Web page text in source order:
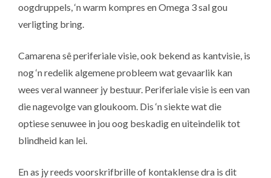
oogdruppels, ‘n warm kompres en Omega 3 sal gou
verligting bring.
Camarena sê periferiale visie, ook bekend as kantvisie, is
nog ‘n redelik algemene probleem wat gevaarlik kan
wees veral wanneer jy bestuur. Periferiale visie is een van
die nagevolge van gloukoom. Dis ‘n siekte wat die
optiese senuwee in jou oog beskadig en uiteindelik tot
blindheid kan lei.
En as jy reeds voorskrifbrille of kontaklense dra is dit